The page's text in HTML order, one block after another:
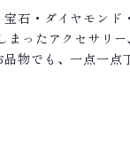
石・ダイヤモン
ったアクセサリ
物でも、一点一点